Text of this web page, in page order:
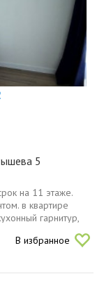
5
на 11 этаже.
в квартире
гарнитур,
и матрас, шкаф,...
В избранное